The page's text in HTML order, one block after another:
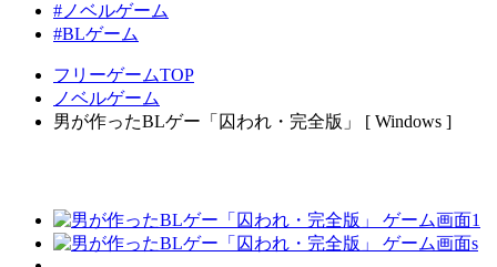
#ノベルゲーム
#BLゲーム
フリーゲームTOP
ノベルゲーム
男が作ったBLゲー「囚われ・完全版」 [ Windows ]